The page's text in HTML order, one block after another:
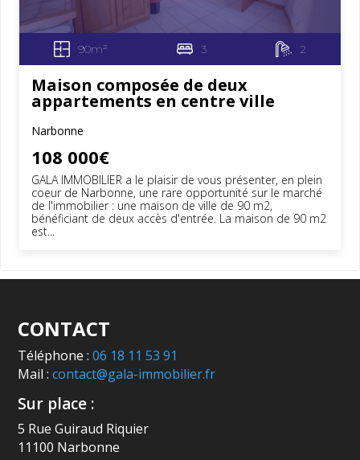
90m² 3 2
Maison composée de deux
appartements en centre ville
Narbonne
108 000€
GALA IMMOBILIER a le plaisir de vous présenter, en plein
coeur de Narbonne, une rare opportunité sur le marché
de l'immobilier : une maison de ville de 90 m2,
bénéficiant de deux accès d'entrée. La maison de 90 m2
est...
CONTACT
Téléphone :06 18 11 53 91
Mail :contact@gala-immobilier.fr
Sur place :
5 Rue Guiraud Riquier
11100 Narbonne